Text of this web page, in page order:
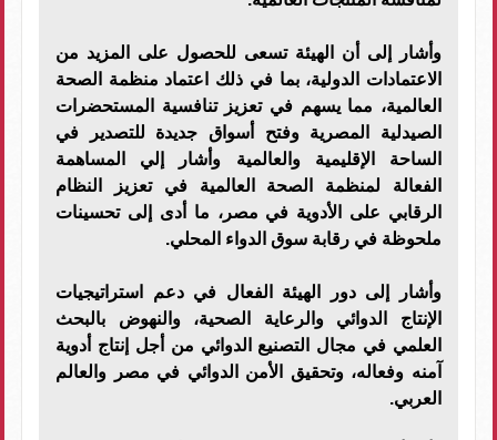
وأشار إلى أن الهيئة تسعى للحصول على المزيد من
الاعتمادات الدولية، بما في ذلك اعتماد منظمة الصحة
العالمية، مما يسهم في تعزيز تنافسية المستحضرات
الصيدلية المصرية وفتح أسواق جديدة للتصدير في
الساحة الإقليمية والعالمية وأشار إلي المساهمة
الفعالة لمنظمة الصحة العالمية في تعزيز النظام
الرقابي على الأدوية في مصر، ما أدى إلى تحسينات
ملحوظة في رقابة سوق الدواء المحلي.
وأشار إلى دور الهيئة الفعال في دعم استراتيجيات
الإنتاج الدوائي والرعاية الصحية، والنهوض بالبحث
العلمي في مجال التصنيع الدوائي من أجل إنتاج أدوية
آمنه وفعاله، وتحقيق الأمن الدوائي في مصر والعالم
العربي.